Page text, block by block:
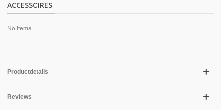
ACCESSOIRES
No items
Productdetails
Reviews